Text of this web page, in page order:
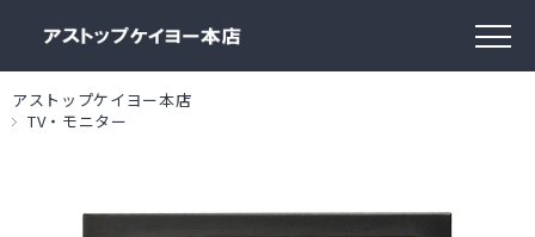
アストップケイヨー本店
TV・モニター